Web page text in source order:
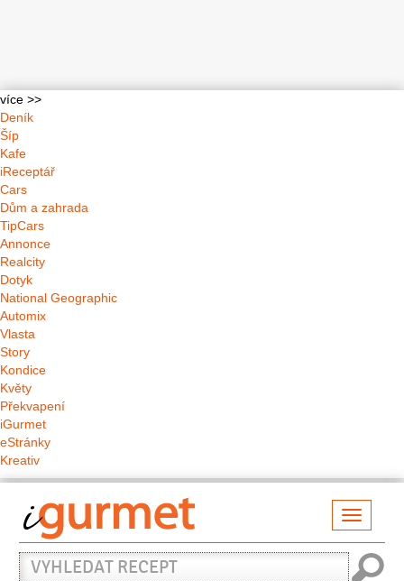
více >>
Deník
Šíp
Kafe
iReceptář
Cars
Dům a zahrada
TipCars
Annonce
Realcity
Dotyk
National Geographic
Automix
Vlasta
Story
Kondice
Květy
Překvapení
iGurmet
eStránky
Kreativ
Vyhledat
recept